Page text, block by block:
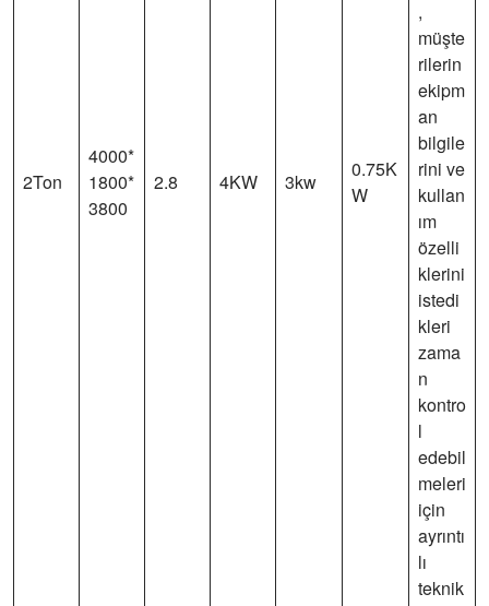
2Ton
4000*
1800*
3800
2.8 4KW 3kw
0.75K
W
,
müşte
rilerin
ekipm
an
bilgile
rini ve
kullan
ım
özelli
klerini
istedi
kleri
zama
n
kontro
l
edebil
meleri
için
ayrıntı
lı
teknik